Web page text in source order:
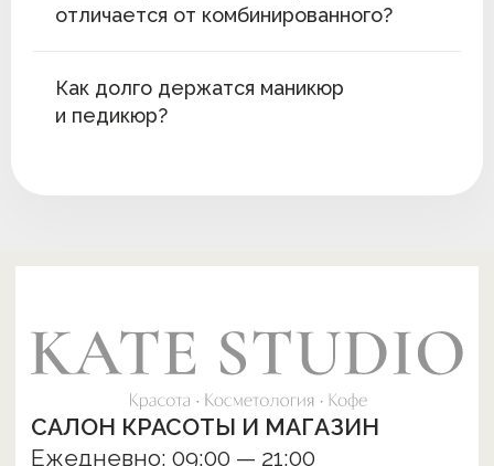
отличается от комбинированного?
Как долго держатся маникюр
и педикюр?